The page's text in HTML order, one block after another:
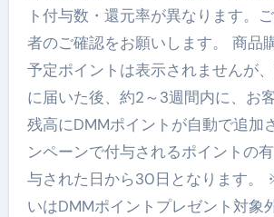
ト付与数・還元率が異なります。
者のご確認をお願いします。 商品
予定ポイントは表示されませんが
に届いた後、約2～3週間内に、お
残高にDMMポイントが自動で追加
ンペーンで付与されるポイントの
与された日から30日となります。
いはDMMポイントプレゼント対象